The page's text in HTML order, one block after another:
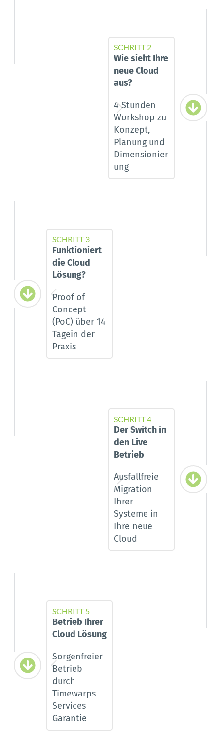
SCHRITT 2
Wie sieht Ihre
neue Cloud
aus?
4 Stunden
Workshop zu
Konzept,
Planung und
Dimensionier
ung
SCHRITT 3
Funktioniert
die Cloud
Lösung?
Proof of
Concept
(PoC) über 14
Tagein der
Praxis
SCHRITT 4
Der Switch in
den Live
Betrieb
Ausfallfreie
Migration
Ihrer
Systeme in
Ihre neue
Cloud
SCHRITT 5
Betrieb Ihrer
Cloud Lösung
Sorgenfreier
Betrieb
durch
Timewarps
Services
Garantie